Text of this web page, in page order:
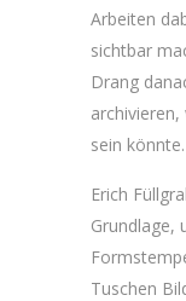
Arbeiten
sichtbar
Drang
sein könnte.
Erich
Grundlage,
Tuschen